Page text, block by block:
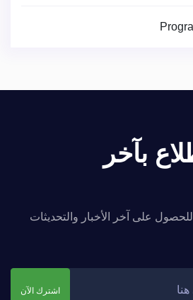
بآخر
للحصول على آخر الأخبار والتحديثات
اشترك الآن